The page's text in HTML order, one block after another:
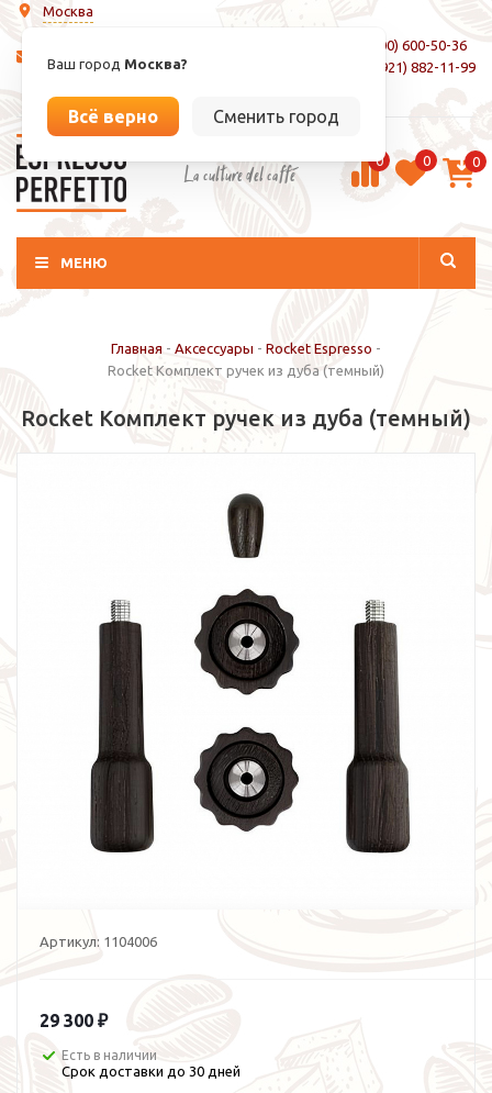
Москва
Ваш город Москва?
Всё верно Сменить город
info@espressoperfetto.ru
8 (800) 600-50-36
+7 (921) 882-11-99
La culture del caffé 0 0 0
МЕНЮ
Главная - Аксессуары - Rocket Espresso -
Rocket Комплект ручек из дуба (темный)
Rocket Комплект ручек из дуба (темный)
Артикул: 1104006
29 300 ₽
Есть в наличии
Срок доставки до 30 дней